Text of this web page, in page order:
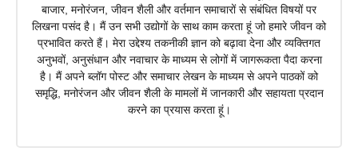
बाजार, मनोरंजन, जीवन शैली और वर्तमान समाचारों से संबंधित विषयों पर
लिखना पसंद है। मैं उन सभी उद्योगों के साथ काम करता हूं जो हमारे जीवन को
प्रभावित करते हैं। मेरा उद्देश्य तकनीकी ज्ञान को बढ़ावा देना और व्यक्तिगत
अनुभवों, अनुसंधान और नवाचार के माध्यम से लोगों में जागरूकता पैदा करना
है। मैं अपने ब्लॉग पोस्ट और समाचार लेखन के माध्यम से अपने पाठकों को
समृद्धि, मनोरंजन और जीवन शैली के मामलों में जानकारी और सहायता प्रदान
करने का प्रयास करता हूं।